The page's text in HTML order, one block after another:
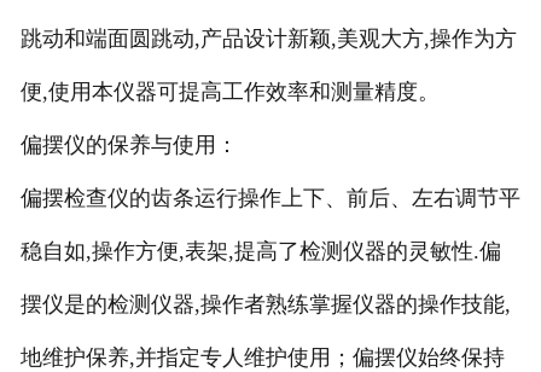
跳动和端面圆跳动,产品设计新颖,美观大方,操作为方
便,使用本仪器可提高工作效率和测量精度。
偏摆仪的保养与使用：
偏摆检查仪的齿条运行操作上下、前后、左右调节平
稳自如,操作方便,表架,提高了检测仪器的灵敏性.偏
摆仪是的检测仪器,操作者熟练掌握仪器的操作技能,
地维护保养,并指定专人维护使用；偏摆仪始终保持